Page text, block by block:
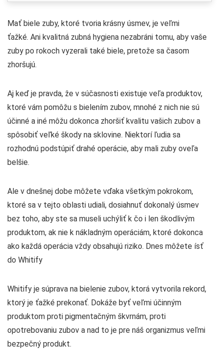
Mať biele zuby, ktoré tvoria krásny úsmev, je veľmi
ťažké. Ani kvalitná zubná hygiena nezabráni tomu, aby vaše
zuby po rokoch vyzerali také biele, pretože sa časom
zhoršujú.
Aj keď je pravda, že v súčasnosti existuje veľa produktov,
ktoré vám pomôžu s bielením zubov, mnohé z nich nie sú
účinné a iné môžu dokonca zhoršiť kvalitu vašich zubov a
spôsobiť veľké škody na sklovine. Niektorí ľudia sa
rozhodnú podstúpiť drahé operácie, aby mali zuby oveľa
belšie.
Ale v dnešnej dobe môžete vďaka všetkým pokrokom,
ktoré sa v tejto oblasti udiali, dosiahnuť dokonalý úsmev
bez toho, aby ste sa museli uchýliť k čo i len škodlivým
produktom, ak nie k nákladným operáciám, ktoré dokonca
ako každá operácia vždy obsahujú riziko. Dnes môžete ísť
do Whitify
Whitify je súprava na bielenie zubov, ktorá vytvorila rekord,
ktorý je ťažké prekonať. Dokáže byť veľmi účinným
produktom proti pigmentačným škvrnám, proti
opotrebovaniu zubov a nad to je pre náš organizmus veľmi
bezpečný produkt.